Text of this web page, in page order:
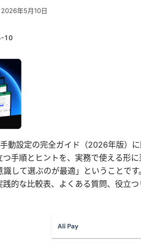
年5月10日
10
動設定の完全ガイド（2026年版）
手順とヒントを、実務で使える形
して選ぶのが最適」ということです
的な比較表、よくある質問、役立つ